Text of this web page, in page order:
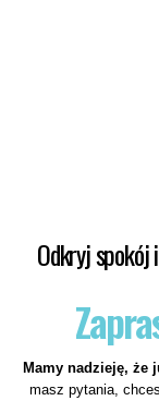
Odkryj spokój
Mamy nadzieję, że
masz pytania,